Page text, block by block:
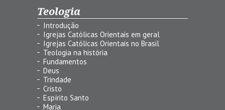
Teologia
Introdução
Igrejas Católicas Orientais em geral
Igrejas Católicas Orientais no Brasil
Teologia na história
Fundamentos
Deus
Trindade
Cristo
Espírito Santo
Maria